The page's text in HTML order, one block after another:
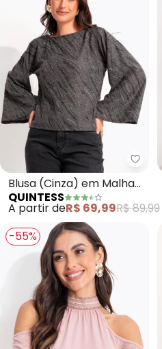
Blusa (Cinza) em Malha
Jacquard com Textura
QUINTESS
A partir deR$ 69,99R$ 89,99
-55%